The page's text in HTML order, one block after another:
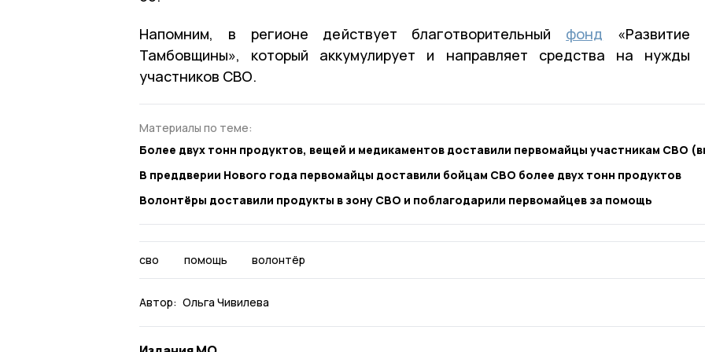
Напомним, в регионе действует благотворительный фонд «Развитие
Тамбовщины», который аккумулирует и направляет средства на нужды
участников СВО.
Материалы по теме:
Более двух тонн продуктов, вещей и медикаментов доставили первомайцы участникам СВО
В преддверии Нового года первомайцы доставили бойцам СВО более двух тонн продуктов
Волонтёры доставили продукты в зону СВО и поблагодарили первомайцев за помощь
сво помощь волонтёр
Автор: Ольга Чивилева